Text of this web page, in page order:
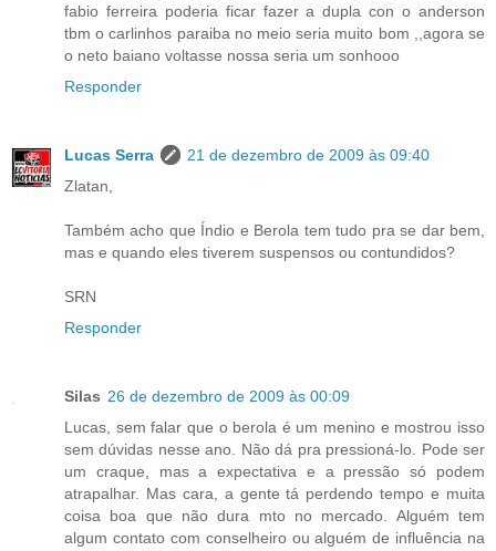
fabio ferreira poderia ficar fazer a dupla con o anderson
tbm o carlinhos paraiba no meio seria muito bom ,,agora se
o neto baiano voltasse nossa seria um sonhooo
Responder
Lucas Serra
21 de dezembro de 2009 às 09:40
Zlatan,
Também acho que Índio e Berola tem tudo pra se dar bem,
mas e quando eles tiverem suspensos ou contundidos?
SRN
Responder
Silas 26 de dezembro de 2009 às 00:09
Lucas, sem falar que o berola é um menino e mostrou isso
sem dúvidas nesse ano. Não dá pra pressioná-lo. Pode ser
um craque, mas a expectativa e a pressão só podem
atrapalhar. Mas cara, a gente tá perdendo tempo e muita
coisa boa que não dura mto no mercado. Alguém tem
algum contato com conselheiro ou alguém de influência na